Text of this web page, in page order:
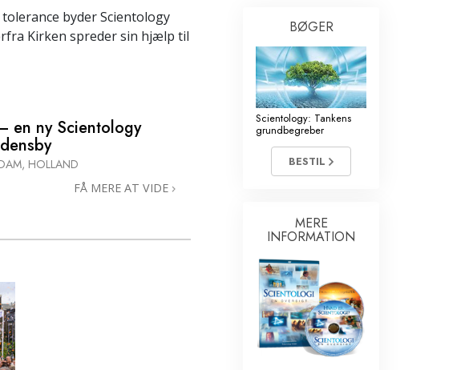
Kommunikation
byder Scientology
Kirken spreder sin hjælp til
en ny Scientology
HOLLAND
FÅ MERE AT VIDE
BØGER
Scientology: Tankens
grundbegreber
BESTIL
MERE
INFORMATION